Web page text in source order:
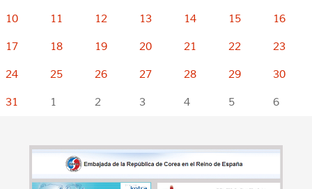
10
11 12 13 14 15
16
17
18 19 20 21 22
23
24
25 26 27 28 29
30
31
1 2 3 4 5 6